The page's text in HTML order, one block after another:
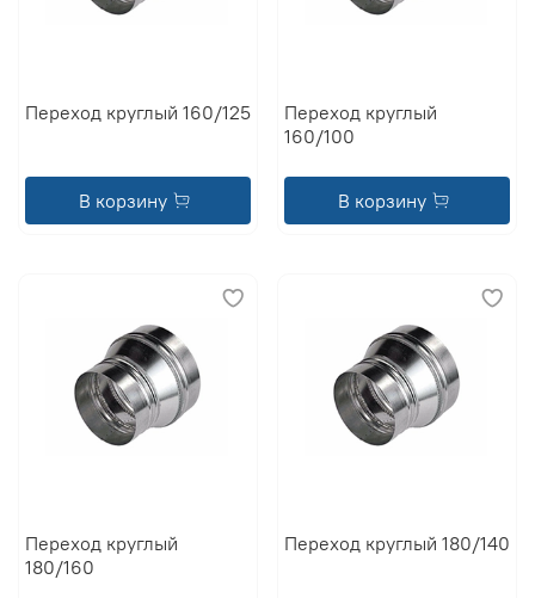
Переход круглый 160/125
В корзину
Переход круглый
160/100
В корзину
Переход круглый
180/160
Переход круглый 180/140